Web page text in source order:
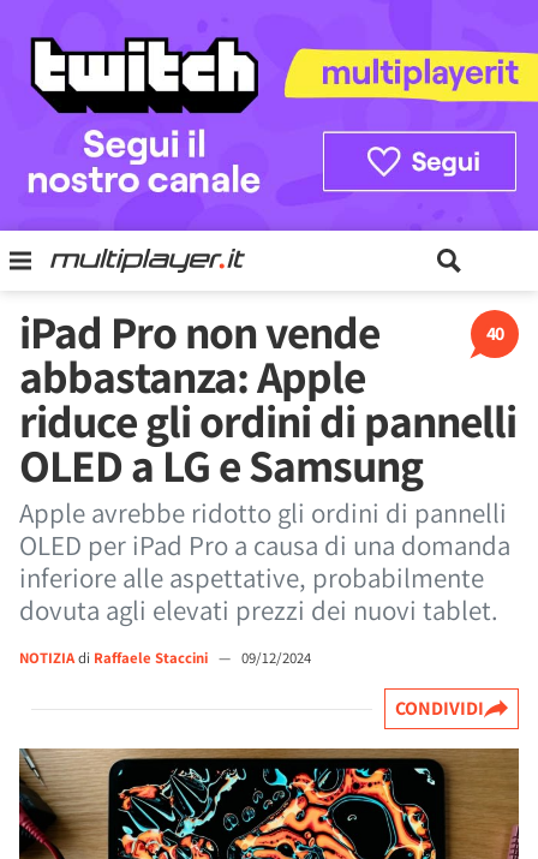
40
iPad Pro non vende
abbastanza: Apple
riduce gli ordini di pannelli
OLED a LG e Samsung
Apple avrebbe ridotto gli ordini di pannelli
OLED per iPad Pro a causa di una domanda
inferiore alle aspettative, probabilmente
dovuta agli elevati prezzi dei nuovi tablet.
NOTIZIAdi Raffaele Staccini — 09/12/2024
CONDIVIDI